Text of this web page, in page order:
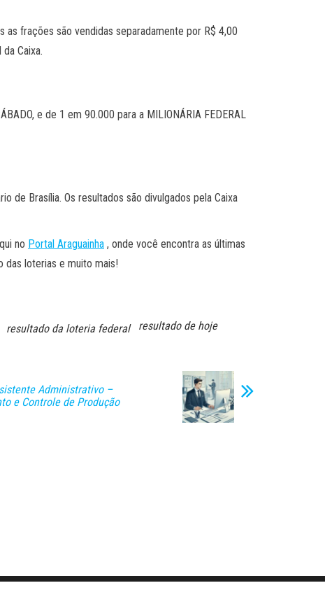
frações são vendidas separadamente por R$ 4,00
Caixa.
e de 1 em 90.000 para a MILIONÁRIA FEDERAL
de Brasília. Os resultados são divulgados pela Caixa
no Portal Araguainha , onde você encontra as últimas
das loterias e muito mais!
resultado da loteria federal
resultado de hoje
Administrativo –
e Controle de Produção